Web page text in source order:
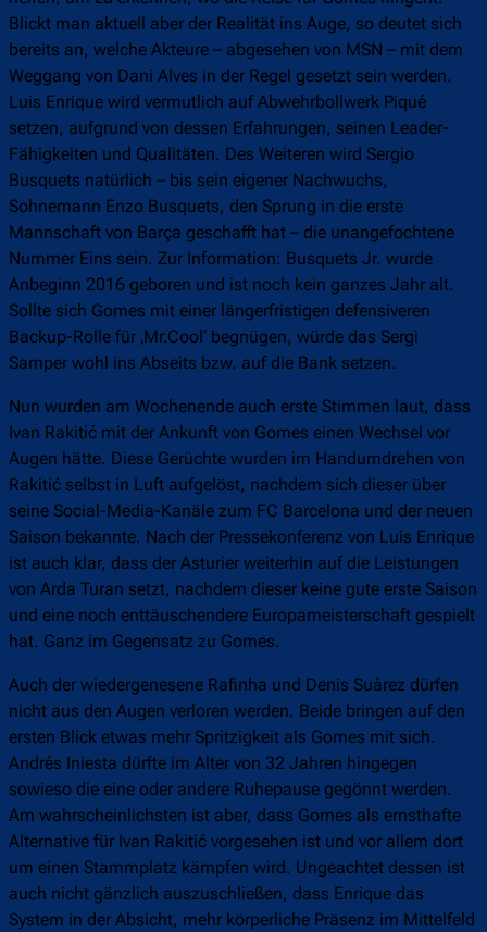
Blickt man aktuell aber der Realität ins Auge, so deutet sich
bereits an, welche Akteure – abgesehen von MSN – mit dem
Weggang von Dani Alves in der Regel gesetzt sein werden.
Luis Enrique wird vermutlich auf Abwehrbollwerk Piqué
setzen, aufgrund von dessen Erfahrungen, seinen Leader-
Fähigkeiten und Qualitäten. Des Weiteren wird Sergio
Busquets natürlich – bis sein eigener Nachwuchs,
Sohnemann Enzo Busquets, den Sprung in die erste
Mannschaft von Barça geschafft hat – die unangefochtene
Nummer Eins sein. Zur Information: Busquets Jr. wurde
Anbeginn 2016 geboren und ist noch kein ganzes Jahr alt.
Sollte sich Gomes mit einer längerfristigen defensiveren
Backup-Rolle für ‚Mr.Cool‘ begnügen, würde das Sergi
Samper wohl ins Abseits bzw. auf die Bank setzen.
Nun wurden am Wochenende auch erste Stimmen laut, dass
Ivan Rakitić mit der Ankunft von Gomes einen Wechsel vor
Augen hätte. Diese Gerüchte wurden im Handumdrehen von
Rakitić selbst in Luft aufgelöst, nachdem sich dieser über
seine Social-Media-Kanäle zum FC Barcelona und der neuen
Saison bekannte. Nach der Pressekonferenz von Luis Enrique
ist auch klar, dass der Asturier weiterhin auf die Leistungen
von Arda Turan setzt, nachdem dieser keine gute erste Saison
und eine noch enttäuschendere Europameisterschaft gespielt
hat. Ganz im Gegensatz zu Gomes.
Auch der wiedergenesene Rafinha und Denis Suárez dürfen
nicht aus den Augen verloren werden. Beide bringen auf den
ersten Blick etwas mehr Spritzigkeit als Gomes mit sich.
Andrés Iniesta dürfte im Alter von 32 Jahren hingegen
sowieso die eine oder andere Ruhepause gegönnt werden.
Am wahrscheinlichsten ist aber, dass Gomes als ernsthafte
Alternative für Ivan Rakitić vorgesehen ist und vor allem dort
um einen Stammplatz kämpfen wird. Ungeachtet dessen ist
auch nicht gänzlich auszuschließen, dass Enrique das
System in der Absicht, mehr körperliche Präsenz im Mittelfeld